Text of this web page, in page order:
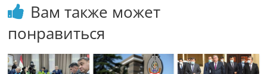
Вам также может
понравиться